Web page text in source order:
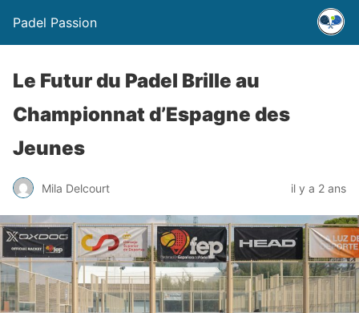
Padel Passion
Le Futur du Padel Brille au
Championnat d’Espagne des
Jeunes
Mila Delcourt il y a 2 ans